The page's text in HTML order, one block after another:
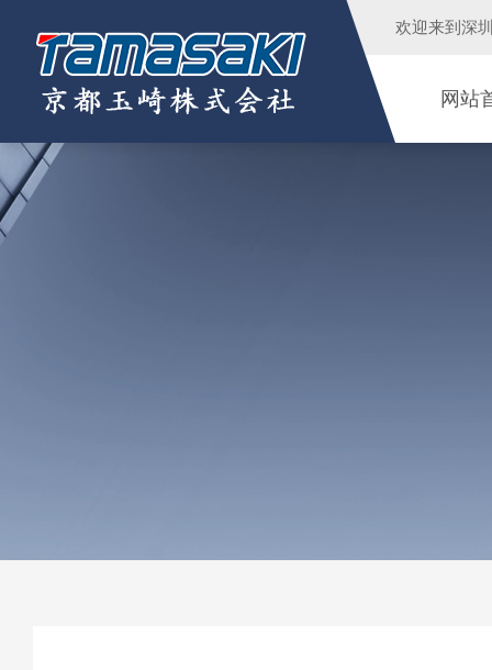
欢迎来到 深
网站